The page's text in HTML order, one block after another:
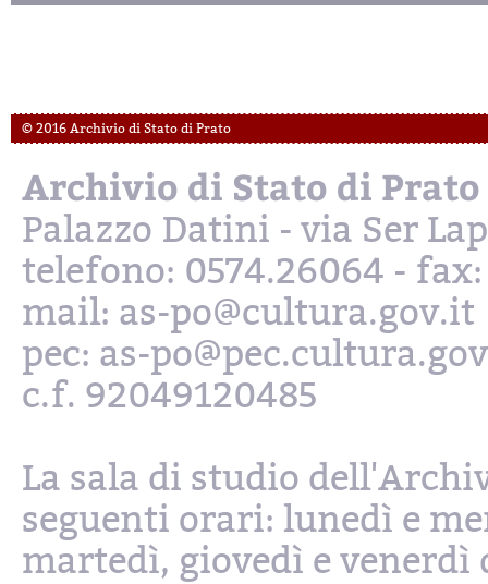
© 2016 Archivio di Stato di Prato
Archivio di Stato di Prato
Palazzo Datini - via Ser
telefono: 0574.26064 - fax:
mail: as-po@cultura.gov.it
pec: as-
c.f. 92049120485
La sala di studio
seguenti orari: lunedì e
martedì, giovedì e venerdì